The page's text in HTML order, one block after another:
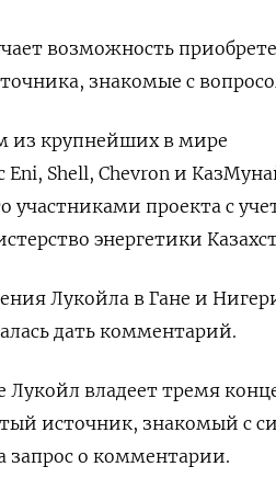
возможность
знакомые с
из крупнейших в мире
Shell, Chevron и
участниками проекта с
энергетики
Лукойла в Гане и
дать комментарий.
Лукойл владеет тремя
источник, знакомый с
запрос о комментарии.